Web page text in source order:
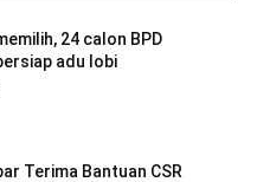
24 calon BPD
adu lobi
Terima Bantuan CSR